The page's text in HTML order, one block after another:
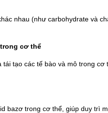
nhau (như carbohydrate và
cơ thể
tạo các tế bào và mô trong
bazơ trong cơ thể, giúp duy trì